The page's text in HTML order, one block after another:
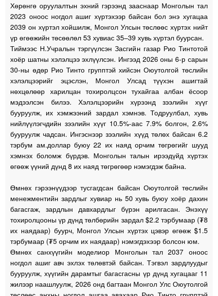
Хөрөнгө оруулалтын эхний гэрээнд зааснаар Монголын тал
2023 оноос ногдол ашиг хүртэхээр байсан бол энэ хугацаа
2039 он хүртэл хойшилж, Монгол Улсын төслөөс хүртэх нийт
үр өгөөжийн төсөөлөл 53 хувиас 35–39 хувь хүртэл буурсан.
Тиймээс Н.Учралын тэргүүлсэн Засгийн газар Рио Тинтотой
хоёр шатны хэлэлцээ эхлүүлсэн. Ингээд 2026 оны 6-р сарын
30-ны өдөр Рио Тинто групптэй хийсэн Оюутолгой төслийн
хэлэлцээрийг эцэслэн, Монгол Улсад түүхэн ашигтай
нөхцөлөөр харилцан тохиролцсон тухайгаа албан ёсоор
мэдээлсэн билээ. Хэлэлцээрийн хүрээнд зээлийн хүүг
бууруулж, их хэмжээний зардал хэмнэв. Тодруулбал, хувь
нийлүүлэгчдийн зээлийн хүүг 10.5%-аас 7.9% болгон, 2.6%
бууруулж чадсан. Ингэснээр зээлийн хүүд төлөх байсан 6.2
тэрбум ам.доллар буюу 22 их наяд орчим төгрөгийг шууд
хэмнэх боломж бүрдэв. Монголын талын ирээдүйд хүртэх
өгөөж үүний дүнд 8 их наяд төгрөгөөр нэмэгдэж байна.
Өмнөх гэрээнүүдээр тусгагдсан байсан Оюутолгой төслийн
менежментийн зардлыг хувиар нь 50 хувь буюу хоёр дахин
багасгаж, зардлын давхардлыг бүрэн арилгасан. Энэхүү
тохиролцооны үр дүнд төлбөрийн зардал $2.2 тэрбумаар (₮8
их наядаар) буурч, Монгол Улсын хүртэх цэвэр өгөөж $1.5
тэрбумаар (₮5 орчим их наядаар) нэмэгдэхээр болсон юм.
Өмнөх санхүүгийн моделиор Монголын тал 2037 оноос
ногдол ашиг авч эхлэх төлөвтэй байсан. Тэгвэл зардлуудыг
бууруулж, хүүгийн дарамтыг багасгасны үр дүнд хугацааг 11
жилээр наашлуулж, 2026 онд багтаан Монгол Улс Оюутолгой